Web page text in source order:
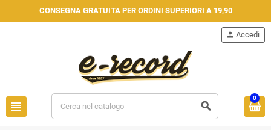
CONSEGNA GRATUITA PER ORDINI SUPERIORI A 19,90
view_headline search
person Accedi
0